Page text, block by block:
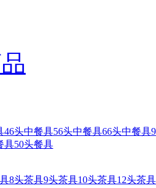
46头中餐具56头中餐具66头中餐具
具50头餐具
8头茶具9头茶具10头茶具12头茶具